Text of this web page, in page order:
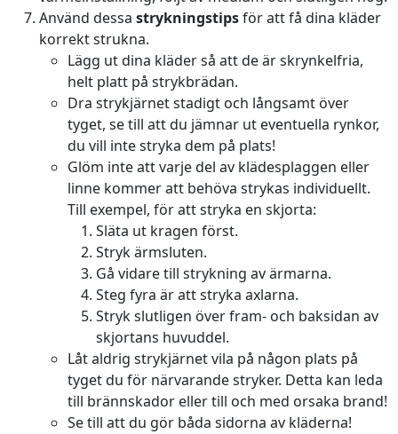
Använd dessa strykningstipsför att få dina kläder
korrekt strukna.
Lägg ut dina kläder så att de är skrynkelfria,
helt platt på strykbrädan.
Dra strykjärnet stadigt och långsamt över
tyget, se till att du jämnar ut eventuella rynkor,
du vill inte stryka dem på plats!
Glöm inte att varje del av klädesplaggen eller
linne kommer att behöva strykas individuellt.
Till exempel, för att stryka en skjorta:
Släta ut kragen först.
Stryk ärmsluten.
Gå vidare till strykning av ärmarna.
Steg fyra är att stryka axlarna.
Stryk slutligen över fram- och baksidan av
skjortans huvuddel.
Låt aldrig strykjärnet vila på någon plats på
tyget du för närvarande stryker. Detta kan leda
till brännskador eller till och med orsaka brand!
Se till att du gör båda sidorna av kläderna!